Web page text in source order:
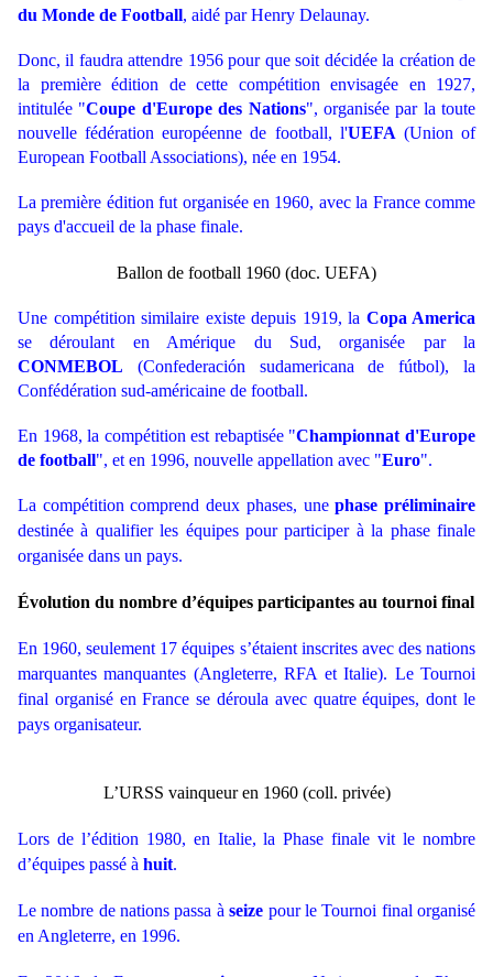
du Monde de Football, aidé par Henry Delaunay.
Donc, il faudra attendre 1956 pour que soit décidée la création de
la première édition de cette compétition envisagée en 1927,
intitulée "Coupe d'Europe des Nations", organisée par la toute
nouvelle fédération européenne de football, l'UEFA (Union of
European Football Associations), née en 1954.
La première édition fut organisée en 1960, avec la France comme
pays d'accueil de la phase finale.
Ballon de football 1960 (doc. UEFA)
Une compétition similaire existe depuis 1919, la Copa America
se déroulant en Amérique du Sud, organisée par la
CONMEBOL (Confederación sudamericana de fútbol), la
Confédération sud-américaine de football.
En 1968, la compétition est rebaptisée "Championnat d'Europe
de football", et en 1996, nouvelle appellation avec "Euro".
La compétition comprend deux phases, unephase préliminaire
destinée à qualifier les équipes pour participer à la phase finale
organisée dans un pays.
Évolution du nombre d’équipes participantes au tournoi final
En 1960, seulement 17 équipes s’étaient inscrites avec des nations
marquantes manquantes (Angleterre, RFA et Italie). Le Tournoi
final organisé en France se déroula avec quatre équipes, dont le
pays organisateur.
L’URSS vainqueur en 1960 (coll. privée)
Lors de l’édition 1980, en Italie, la Phase finale vit le nombre
d’équipes passé à huit.
Le nombre de nations passa àseize pour le Tournoi final organisé
en Angleterre, en 1996.